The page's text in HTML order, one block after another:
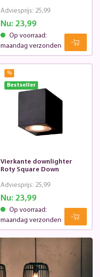
Nu: 23,99
Adviesprijs: 25,99
Op voorraad:
maandag verzonden
%
Bestseller
Vierkante downlighter
Roty Square Down
Nu: 23,99
Adviesprijs: 25,99
Op voorraad:
maandag verzonden